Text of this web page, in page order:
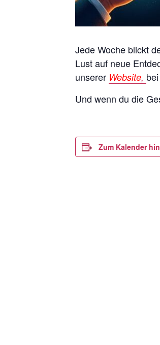
Jede Woche blickt
Lust auf neue
unserer Website,
Und wenn du die
Zum Kalender